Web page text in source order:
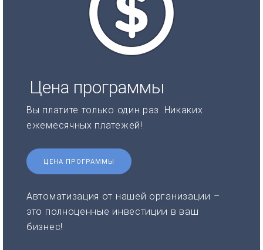
Цена программы
Вы платите только один раз. Никаких
ежемесячных платежей!
ЦЕНА ПРОГРАММЫ
Автоматизация от нашей организации –
это полноценные инвестиции в ваш
бизнес!